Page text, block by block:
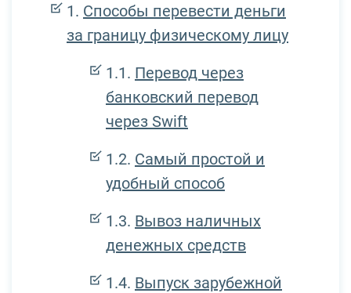
Способы перевести деньги
за границу физическому лицу
Перевод через
банковский перевод
через Swift
Самый простой и
удобный способ
Вывоз наличных
денежных средств
Выпуск зарубежной